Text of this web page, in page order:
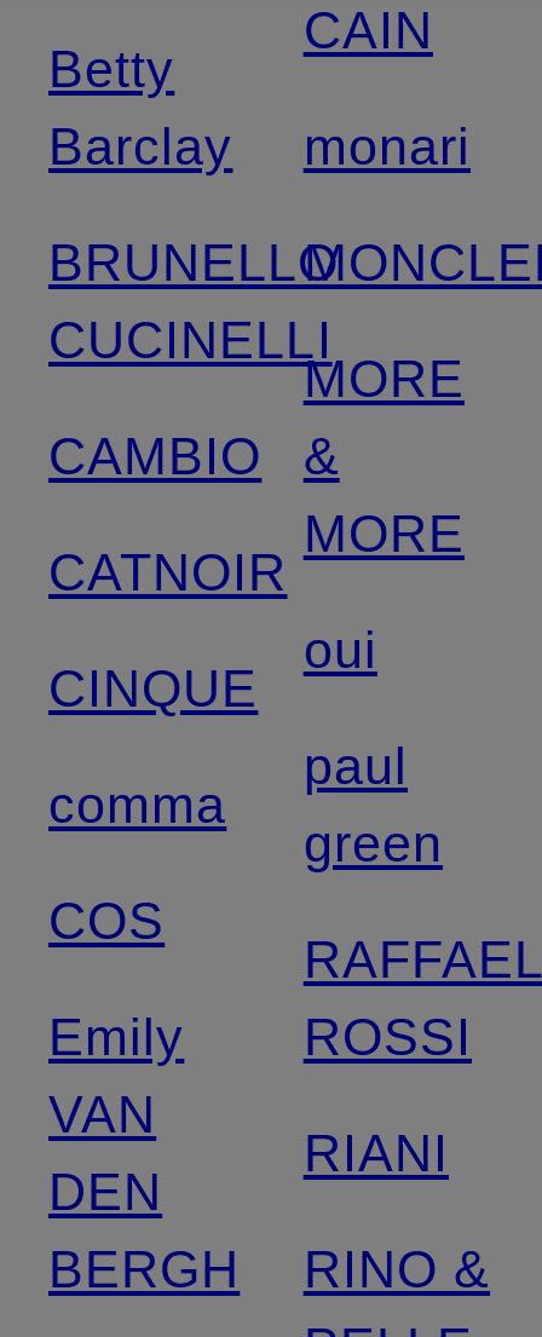
Betty
Barclay
BRUNELLO
CUCINELLI
CAMBIO
CATNOIR
CINQUE
comma
COS
Emily
VAN
DEN
BERGH
CAIN
monari
MORE
&
MORE
oui
paul
green
ROSSI
RIANI
RINO &